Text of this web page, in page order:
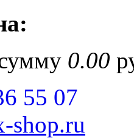
0.00
55 07
shop.ru